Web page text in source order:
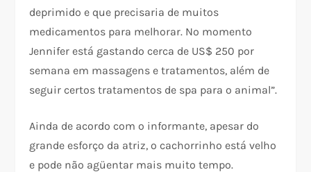
deprimido e que precisaria de muitos
medicamentos para melhorar. No momento
Jennifer está gastando cerca de US$ 250 por
semana em massagens e tratamentos, além de
seguir certos tratamentos de spa para o animal”.
Ainda de acordo com o informante, apesar do
grande esforço da atriz, o cachorrinho está velho
e pode não agüentar mais muito tempo.